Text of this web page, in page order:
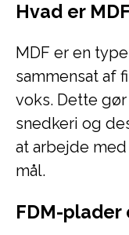
Hvad er
MDF er en
sammensat af
voks. Dette
snedkeri og
at arbejde
mål.
FDM-plader